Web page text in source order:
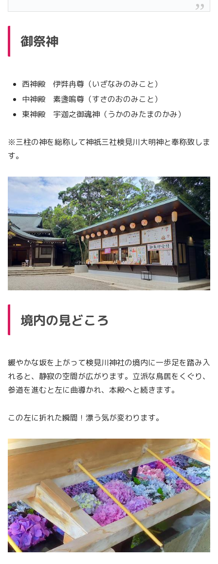
御祭神
西神殿 伊弉冉尊（いざなみのみこと）
中神殿 素盞嗚尊（すさのおのみこと）
東神殿 宇迦之御魂神（うかのみたまのかみ）
※三柱の神を総称して神祇三社検見川大明神と奉称致しま
す。
境内の見どころ
緩やかな坂を上がって検見川神社の境内に一歩足を踏み入
れると、静寂の空間が広がります。立派な鳥居をくぐり、
参道を進むと左に曲導かれ、本殿へと続きます。
この左に折れた瞬間！漂う気が変わります。